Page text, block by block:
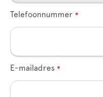
Telefoonnummer
E-mailadres